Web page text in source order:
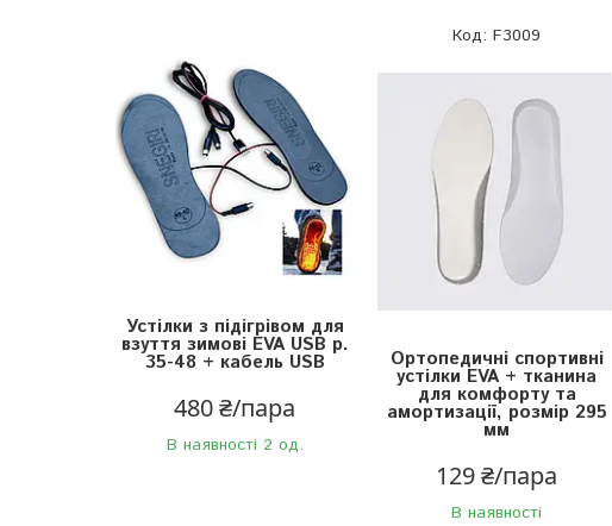
Устілки з підігрівом для
взуття зимові EVA USB р.
35-48 + кабель USB
480 ₴/пара
В наявності 2 од.
F3009
Ортопедичні спортивні
устілки EVA + тканина
для комфорту та
амортизації, розмір 295
мм
129 ₴/пара
В наявності